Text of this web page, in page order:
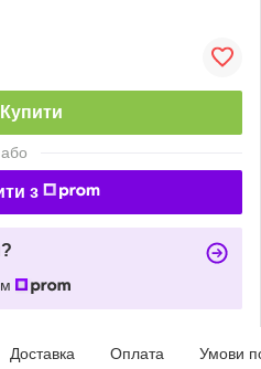
Купити
або
з
Доставка Оплата Умови